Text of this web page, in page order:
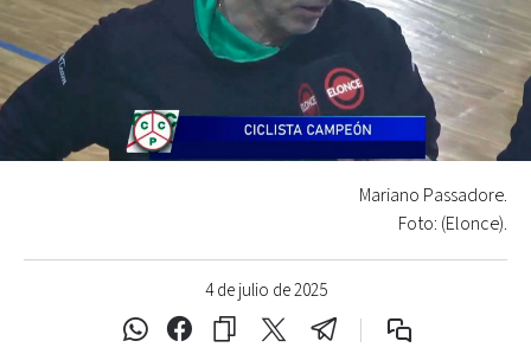
4 de julio de 2025
Mariano Passadore.
Foto: (Elonce).